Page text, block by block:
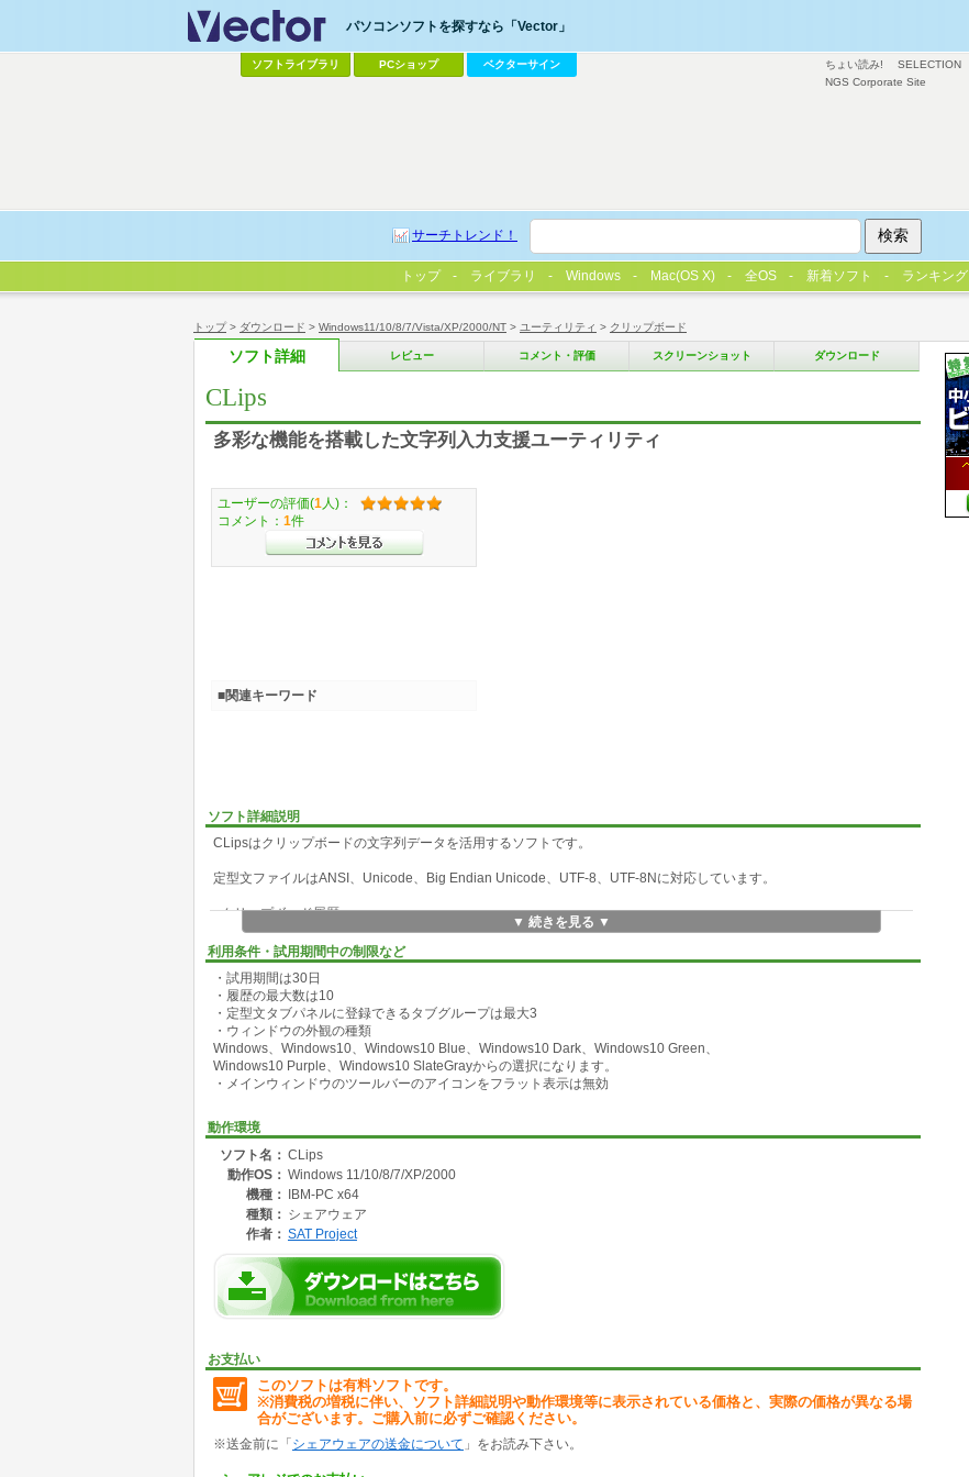
トップ> ダウンロード > Windows11/10/8/7/Vista/XP/2000/NT > ユーティリティ > クリップボード
ソフト詳細 レビュー コメント・評価 スクリーンショット ダウンロード
CLips
多彩な機能を搭載した文字列入力支援ユーティリティ
ソフト詳細説明
CLipsはクリップボードの文字列データを活用するソフトです。
定型文ファイルはANSI、Unicode、Big Endian Unicode、UTF-8、UTF-8Nに対応しています。
■クリップボード履歴
クリップボードの文字列データを10000個まで記憶し 一覧表示から再利用を可能にします。
■定型文入力
登録されたテキストファイルの内容をタブごとに表示し定型文入力を支援します。
定型文を切り替えてプライベート用、仕事用など使い分けができます。
◆他のソフトに直接、文字列を貼り付けられます。
◆便利なポップアップメニュー
タスクトレイアイコンのクリックまたはホットキーで表示されるポップアップメニューで貼り付けができます。
◆文字列の変換ができます。
・大文字⇔小文字
・全角⇔半角
・カタカナ⇔ひらがな
◆1行毎にコメントを付けられます。
クリップボード履歴のコメントにプログラム名、日時を自動入力する機能があります。
◆ドラッグ&ドロップでファイルのフルパスまたはファイル名だけを取得できます。
◆ランチャー機能があります。
◆連番リストの作成ができます。
▼ 続きを見る ▼
利用条件・試用期間中の制限など
・試用期間は30日
・履歴の最大数は10
・定型文タブパネルに登録できるタブグループは最大3
・ウィンドウの外観の種類
Windows、Windows10、Windows10 Blue、Windows10 Dark、Windows10 Green、
Windows10 Purple、Windows10 SlateGrayからの選択になります。
・メインウィンドウのツールバーのアイコンをフラット表示は無効
動作環境
ソフト名： CLips
動作OS： Windows 11/10/8/7/XP/2000
機種：
IBM-PC x64
種類： シェアウェア
作者： SAT Project
お支払い
このソフトは有料ソフトです。
※消費税の増税に伴い、ソフト詳細説明や動作環境等に表示されている価格と、実際の価格が異なる場
合がございます。ご購入前に必ずご確認ください。
※送金前に「 シェアウェアの送金について 」をお読み下さい。
ユーザーの評価(1 人)：
コメント： 1件
■関連キーワード
ちょい読み! SELECTION
NGS Corporate Site
パソコンソフトを探すなら「Vector」
ソフトライブラリ PCショップ ベクターサイン
サーチトレンド！
トップ ライブラリ Windows Mac(OS X) 全OS 新着ソフト ランキング